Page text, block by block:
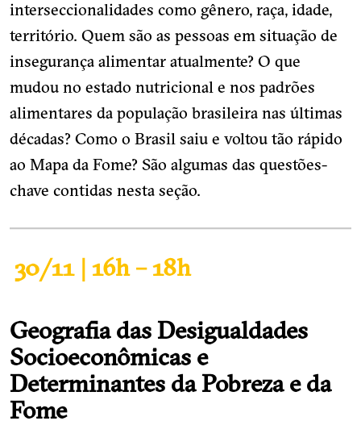
interseccionalidades como gênero, raça, idade,
território. Quem são as pessoas em situação de
insegurança alimentar atualmente? O que
mudou no estado nutricional e nos padrões
alimentares da população brasileira nas últimas
décadas? Como o Brasil saiu e voltou tão rápido
ao Mapa da Fome? São algumas das questões-
chave contidas nesta seção.
30/11 | 16h – 18h
Geografia das Desigualdades
Socioeconômicas e
Determinantes da Pobreza e da
Fome